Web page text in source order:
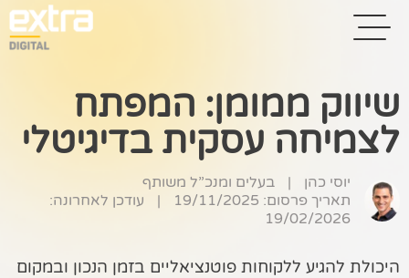
בית
בניית אתרים
קידום אתרים
פרסום בגוגל
שיווק ממומן: המפתח
לצמיחה עסקית בדיגיטלי
יוסי כהן |
בעלים ומנכ”ל משותף
תאריך פרסום: 19/11/2025
|
עודכן לאחרונה:
19/02/2026
היכולת להגיע ללקוחות פוטנציאליים בזמן הנכון ובמקום